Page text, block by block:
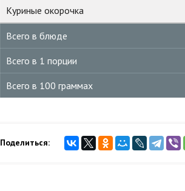
Куриные окорочка
Всего в блюде
Всего в 1 порции
Всего в 100 граммах
Поделиться: